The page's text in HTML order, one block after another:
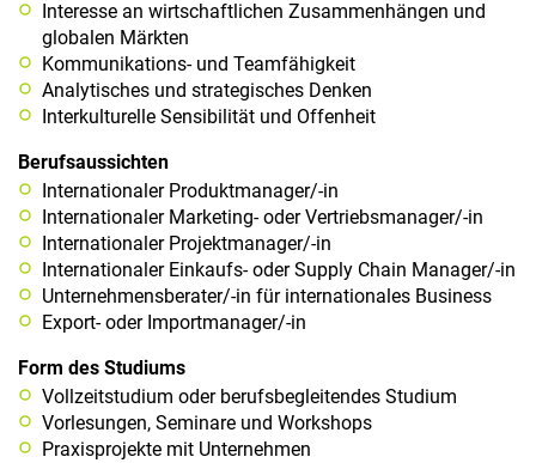
a
Interesse an wirtschaftlichen Zusammenhängen und
globalen Märkten
Kommunikations- und Teamfähigkeit
Analytisches und strategisches Denken
Interkulturelle Sensibilität und Offenheit
Berufsaussichten
Internationaler Produktmanager/-in
Internationaler Marketing- oder Vertriebsmanager/-in
Internationaler Projektmanager/-in
Internationaler Einkaufs- oder Supply Chain Manager/-in
Unternehmensberater/-in für internationales Business
Export- oder Importmanager/-in
Form des Studiums
Vollzeitstudium oder berufsbegleitendes Studium
Vorlesungen, Seminare und Workshops
Praxisprojekte mit Unternehmen